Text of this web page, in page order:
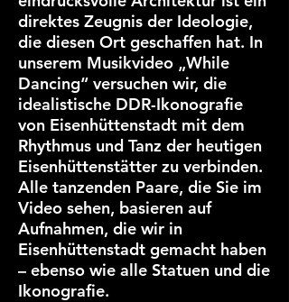
direktes Zeugnis der Ideologie,
die diesen Ort geschaffen hat. In
unserem Musikvideo „While
Dancing“ versuchen wir, die
idealistische DDR-Ikonografie
von Eisenhüttenstadt mit dem
Rhythmus und Tanz der heutigen
Eisenhüttenstätter zu verbinden.
Alle tanzenden Paare, die Sie im
Video sehen, basieren auf
Aufnahmen, die wir in
Eisenhüttenstadt gemacht haben
– ebenso wie alle Statuen und die
Ikonografie.